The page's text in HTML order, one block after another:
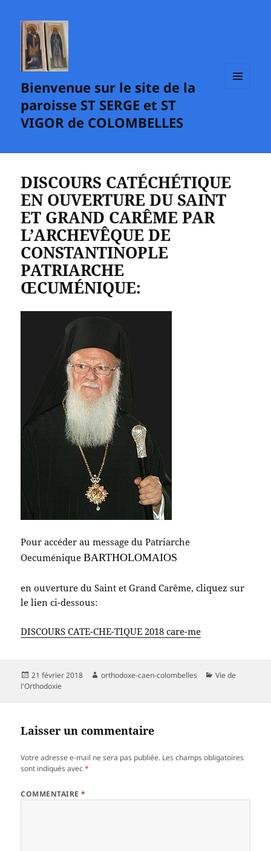
Bienvenue sur le site de la
paroisse ST SERGE et ST
VIGOR de COLOMBELLES
DISCOURS CATÉCHÉTIQUE
EN OUVERTURE DU SAINT
ET GRAND CARÊME PAR
L’ARCHEVÊQUE DE
CONSTANTINOPLE
PATRIARCHE
ŒCUMÉNIQUE:
Pour accéder au message du Patriarche
OecuméniqueBARTHOLOMAIOS
en ouverture du Saint et Grand Carême, cliquez sur
le lien ci-dessous:
DISCOURS CATE-CHE-TIQUE 2018 care-me
Publié
le
21 février 2018 Auteur
orthodoxe-caen-colombelles Catégories
Vie de
l'Orthodoxie
Laisser un commentaire
Votre adresse e-mail ne sera pas publiée. Les champs obligatoires
sont indiqués avec*
COMMENTAIRE*